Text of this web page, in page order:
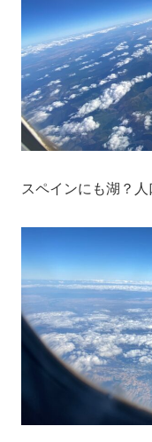
スペインにも湖？人